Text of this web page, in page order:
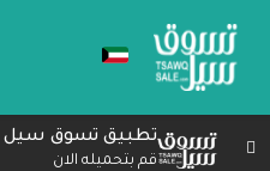
تطبيق تسوق سيل
قم بتحميله الان